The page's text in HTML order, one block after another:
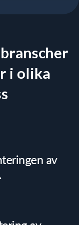
i olika
av